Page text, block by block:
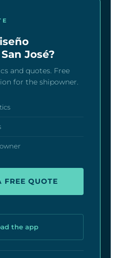
José?
and quotes. Free
for the shipowner.
FREE QUOTE
the app